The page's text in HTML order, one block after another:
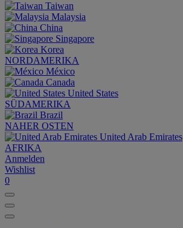
Taiwan
Malaysia
China
Singapore
Korea
NORDAMERIKA
México
Canada
United States
SÜDAMERIKA
Brazil
NAHER OSTEN
United Arab Emirates
AFRIKA
Anmelden
Wishlist
0